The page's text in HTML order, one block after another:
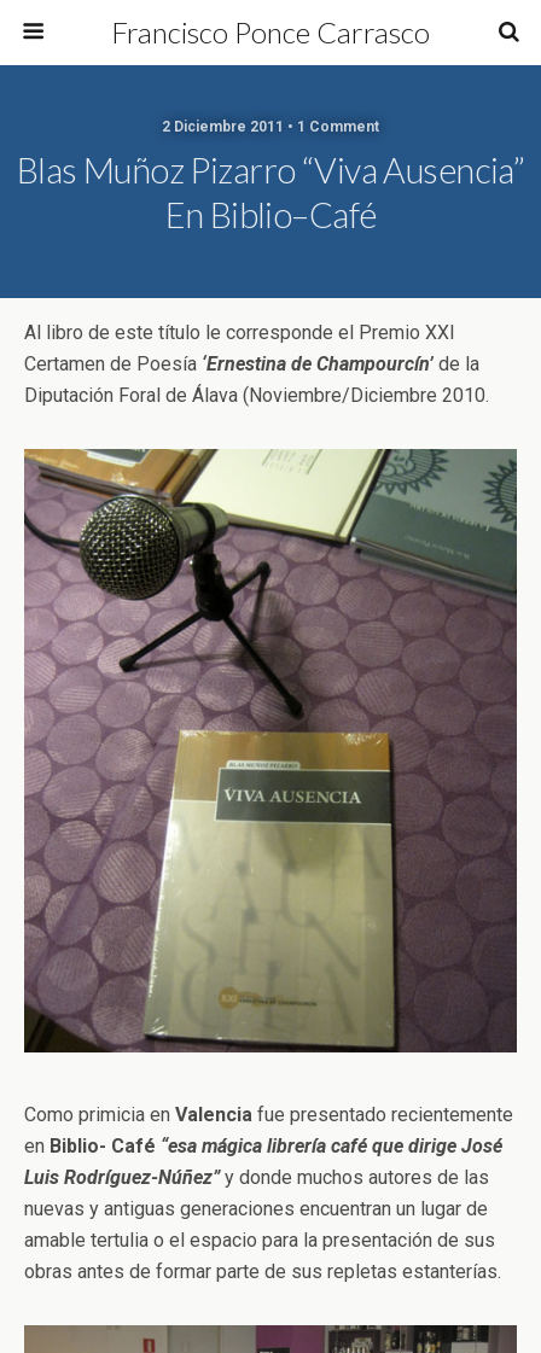
Francisco Ponce Carrasco
2 Diciembre 2011 • 1 Comment
Blas Muñoz Pizarro “Viva Ausencia”
En Biblio–Café
Al libro de este título le corresponde el Premio XXI
Certamen de Poesía ‘Ernestina de Champourcín’ de la
Diputación Foral de Álava (Noviembre/Diciembre 2010.
Como primicia en Valencia fue presentado recientemente
en Biblio- Café “esa mágica librería café que dirige José
Luis Rodríguez-Núñez”y donde muchos autores de las
nuevas y antiguas generaciones encuentran un lugar de
amable tertulia o el espacio para la presentación de sus
obras antes de formar parte de sus repletas estanterías.